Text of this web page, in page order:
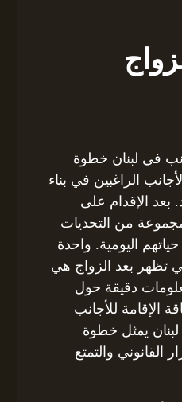
في لبنان خطوة
الراغبين في بناء
بعد الإقدام على
مجموعة من التحديات
اليومية. واحدة
تظهر بعد الزواج هي
دقيقة حول
الإقامة للأجانب
يمثل خطوة
القانوني والتمتع